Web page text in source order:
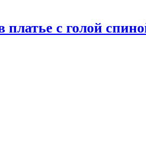
платье с голой